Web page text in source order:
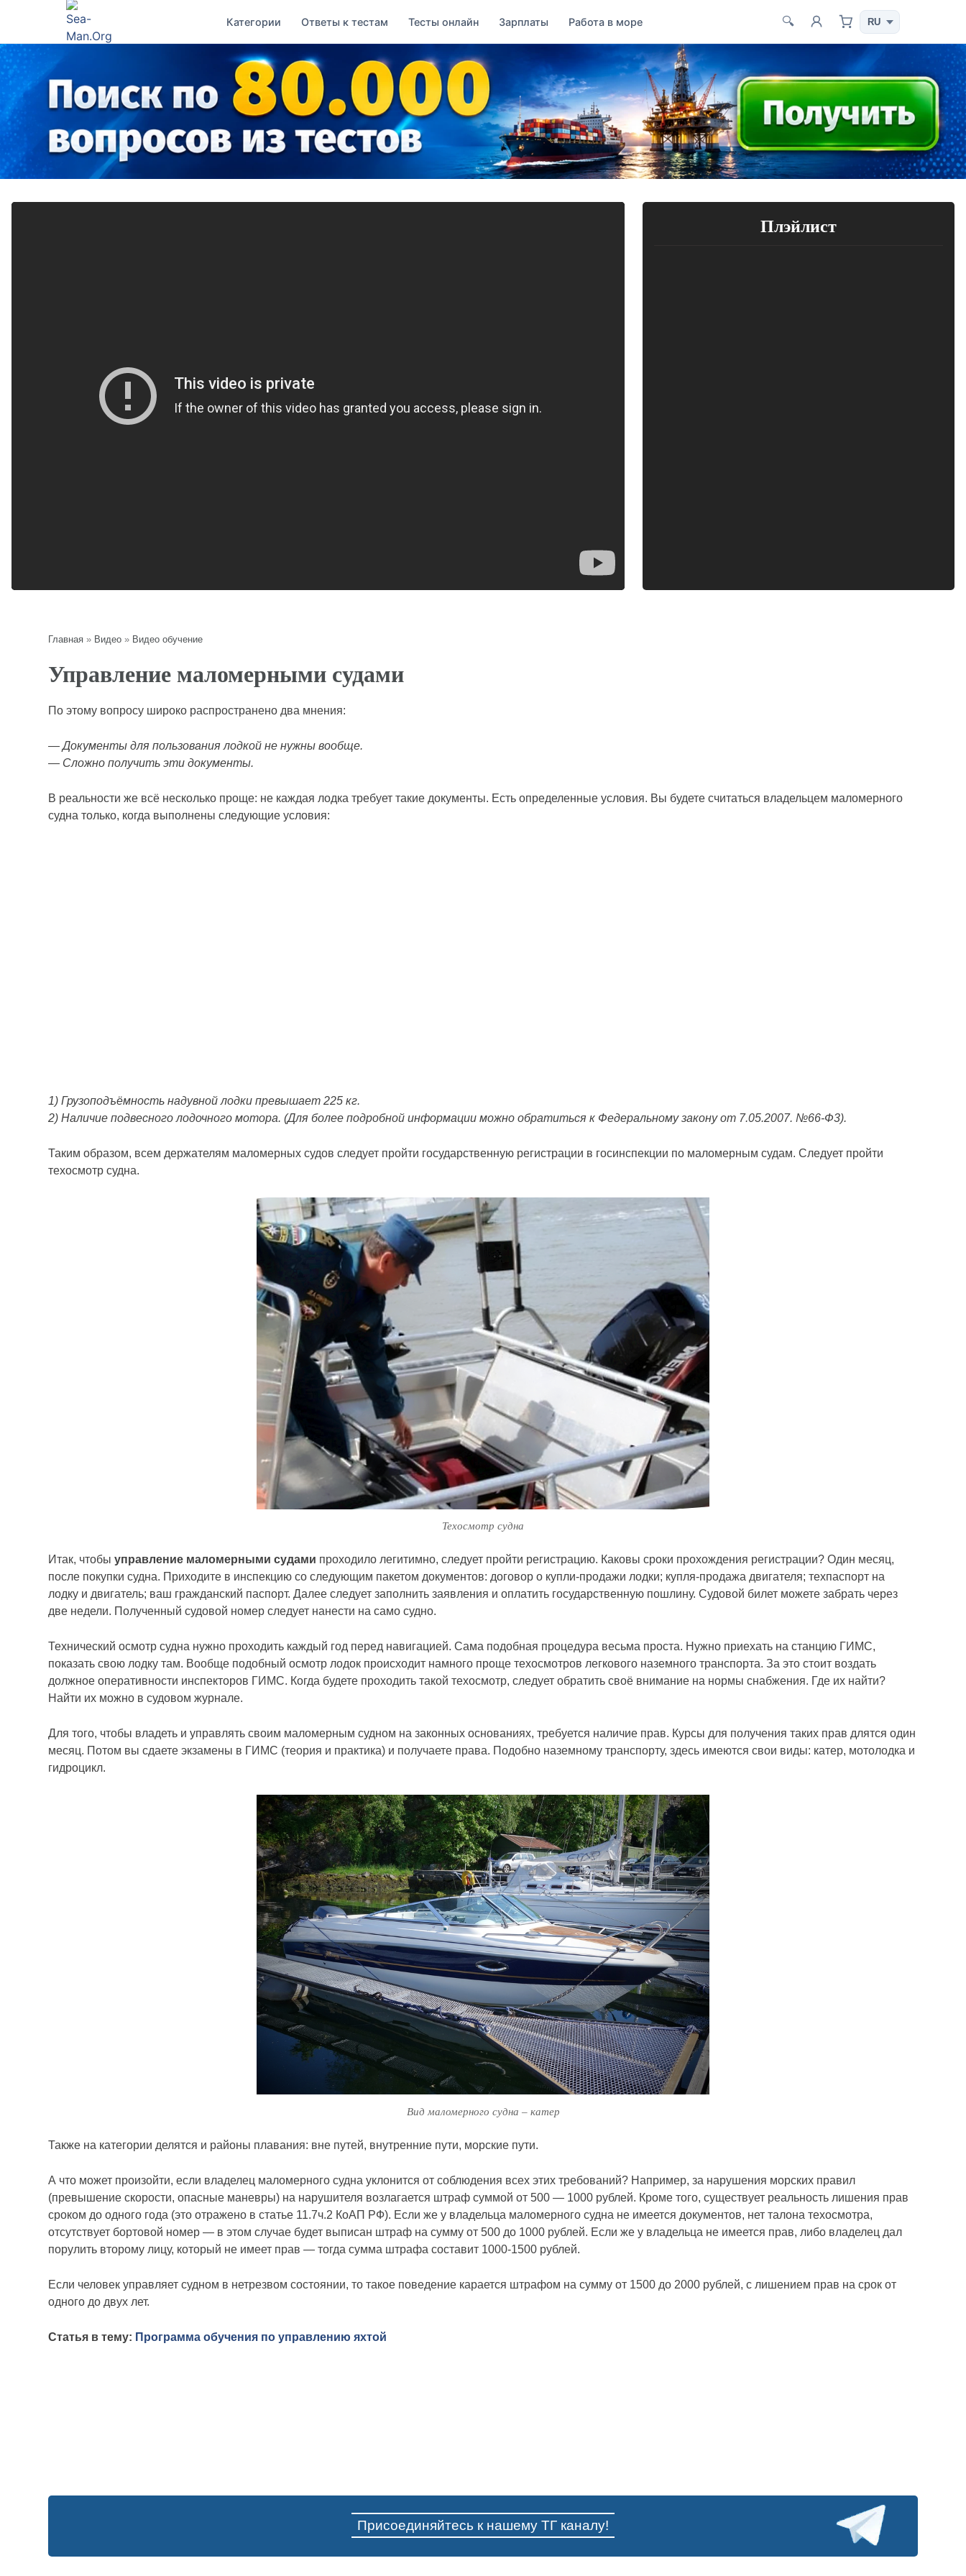
Категории Ответы к тестам Тесты онлайн Зарплаты Работа в море 🔍
Плэйлист
Главная » Видео » Видео обучение
Управление маломерными судами
По этому вопросу широко распространено два мнения:
— Документы для пользования лодкой не нужны вообще.
— Сложно получить эти документы.
В реальности же всё несколько проще: не каждая лодка требует такие документы. Есть определенные условия. Вы будете считаться владельцем маломерного
судна только, когда выполнены следующие условия:
1) Грузоподъёмность надувной лодки превышает 225 кг.
2) Наличие подвесного лодочного мотора. (Для более подробной информации можно обратиться к Федеральному закону от 7.05.2007. №66-Ф3).
Таким образом, всем держателям маломерных судов следует пройти государственную регистрации в госинспекции по маломерным судам. Следует пройти
техосмотр судна.
Техосмотр судна
Итак, чтобыуправление маломерными судами проходило легитимно, следует пройти регистрацию. Каковы сроки прохождения регистрации? Один месяц,
после покупки судна. Приходите в инспекцию со следующим пакетом документов: договор о купли-продажи лодки; купля-продажа двигателя; техпаспорт на
лодку и двигатель; ваш гражданский паспорт. Далее следует заполнить заявления и оплатить государственную пошлину. Судовой билет можете забрать через
две недели. Полученный судовой номер следует нанести на само судно.
Технический осмотр судна нужно проходить каждый год перед навигацией. Сама подобная процедура весьма проста. Нужно приехать на станцию ГИМС,
показать свою лодку там. Вообще подобный осмотр лодок происходит намного проще техосмотров легкового наземного транспорта. За это стоит воздать
должное оперативности инспекторов ГИМС. Когда будете проходить такой техосмотр, следует обратить своё внимание на нормы снабжения. Где их найти?
Найти их можно в судовом журнале.
Для того, чтобы владеть и управлять своим маломерным судном на законных основаниях, требуется наличие прав. Курсы для получения таких прав длятся один
месяц. Потом вы сдаете экзамены в ГИМС (теория и практика) и получаете права. Подобно наземному транспорту, здесь имеются свои виды: катер, мотолодка и
гидроцикл.
Вид маломерного судна – катер
Также на категории делятся и районы плавания: вне путей, внутренние пути, морские пути.
А что может произойти, если владелец маломерного судна уклонится от соблюдения всех этих требований? Например, за нарушения морских правил
(превышение скорости, опасные маневры) на нарушителя возлагается штраф суммой от 500 — 1000 рублей. Кроме того, существует реальность лишения прав
сроком до одного года (это отражено в статье 11.7ч.2 КоАП РФ). Если же у владельца маломерного судна не имеется документов, нет талона техосмотра,
отсутствует бортовой номер — в этом случае будет выписан штраф на сумму от 500 до 1000 рублей. Если же у владельца не имеется прав, либо владелец дал
порулить второму лицу, который не имеет прав — тогда сумма штрафа составит 1000-1500 рублей.
Если человек управляет судном в нетрезвом состоянии, то такое поведение карается штрафом на сумму от 1500 до 2000 рублей, с лишением прав на срок от
одного до двух лет.
Статья в тему: Программа обучения по управлению яхтой
Присоединяйтесь к нашему ТГ каналу!